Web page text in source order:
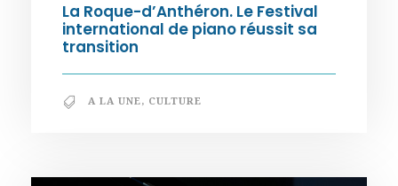
La Roque-d’Anthéron. Le Festival
international de piano réussit sa
transition
A LA UNE, CULTURE